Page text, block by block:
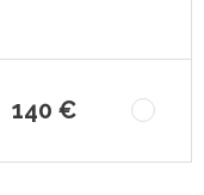
140 €